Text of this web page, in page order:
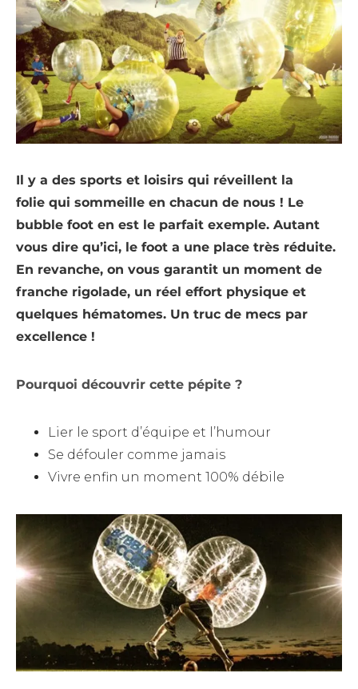
Il y a des sports et loisirs qui réveillent la
folie qui sommeille en chacun de nous ! Le
bubble foot en est le parfait exemple. Autant
vous dire qu’ici, le foot a une place très réduite.
En revanche, on vous garantit un moment de
franche rigolade, un réel effort physique et
quelques hématomes. Un truc de mecs par
excellence !
Pourquoi découvrir cette pépite ?
Lier le sport d’équipe et l’humour
Se défouler comme jamais
Vivre enfin un moment 100% débile